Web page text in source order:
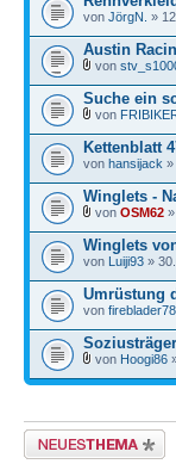
von JörgN. »
Austin
von
Suche ein
von
Kettenblatt
von hansijack »
Winglets -
von OSM62
Winglets
von Luiji93 »
Umrüstung
von fireblader78
von Hoogi86
Neues Thema erstellen